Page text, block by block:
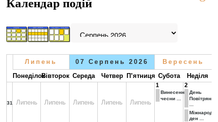
М-Архів
Е-Каталог
Календар подій
Липень 07 Серпень 2026
Вересень
ПонеділокВівторок Середа Четвер П’ятниця Субота Неділя
31 Липень Липень Липень Липень Липень
1
Винесення
чесни ...
2
День
Повітряних
...
ден ...